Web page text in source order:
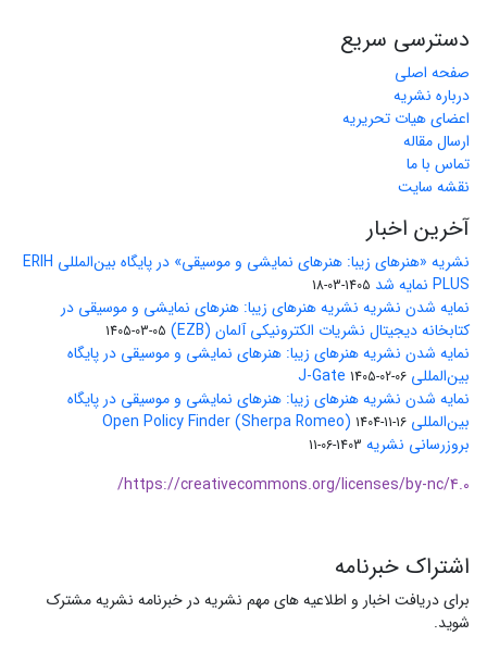
دسترسی سریع
صفحه اصلی
درباره نشریه
اعضای هیات تحریریه
ارسال مقاله
تماس با ما
نقشه سایت
آخرین اخبار
نشریه «هنرهای زیبا: هنرهای نمایشی و موسیقی» در پایگاه بین‌المللی ERIH
PLUS نمایه شد
1405-03-18
نمایه شدن نشریه نشریه هنرهای زیبا: هنرهای نمایشی و موسیقی در
کتابخانه دیجیتال نشریات الکترونیکی آلمان (EZB)
1405-03-05
نمایه شدن نشریه هنرهای زیبا: هنرهای نمایشی و موسیقی در پایگاه
بین‌المللی J-Gate 1405-02-06
نمایه شدن نشریه هنرهای زیبا: هنرهای نمایشی و موسیقی در پایگاه
بین‌المللی Open Policy Finder (Sherpa Romeo) 1404-11-16
بروزرسانی نشریه 1403-06-11
https://creativecommons.org/licenses/by-nc/4.0/
اشتراک خبرنامه
برای دریافت اخبار و اطلاعیه های مهم نشریه در خبرنامه نشریه مشترک
شوید.